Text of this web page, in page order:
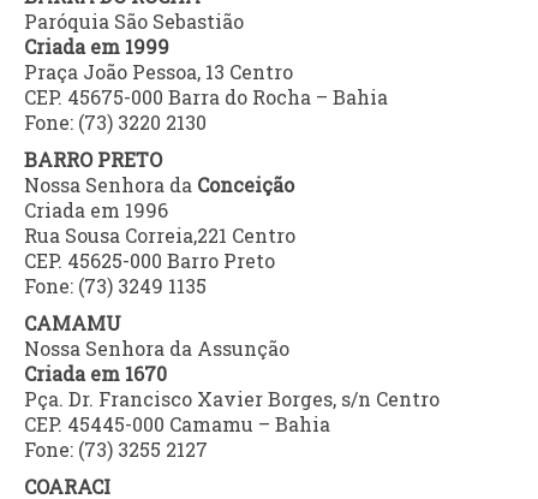
Paróquia São Sebastião
Criada em 1999
Praça João Pessoa, 13 Centro
CEP. 45675-000 Barra do Rocha – Bahia
Fone: (73) 3220 2130
BARRO PRETO
Nossa Senhora da Conceição
Criada em 1996
Rua Sousa Correia,221 Centro
CEP. 45625-000 Barro Preto
Fone: (73) 3249 1135
CAMAMU
Nossa Senhora da Assunção
Criada em 1670
Pça. Dr. Francisco Xavier Borges, s/n Centro
CEP. 45445-000 Camamu – Bahia
Fone: (73) 3255 2127
COARACI